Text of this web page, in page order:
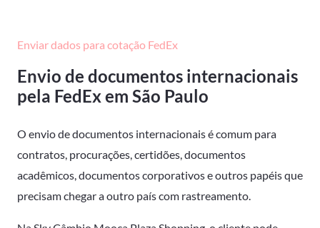
Enviar dados para cotação FedEx
Envio de documentos internacionais
pela FedEx em São Paulo
O envio de documentos internacionais é comum para
contratos, procurações, certidões, documentos
acadêmicos, documentos corporativos e outros papéis que
precisam chegar a outro país com rastreamento.